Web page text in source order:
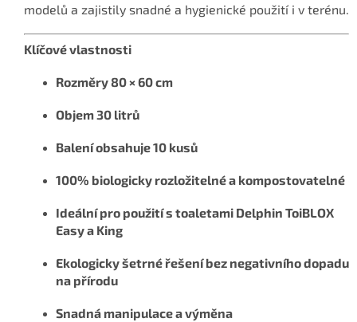
modelů a zajistily snadné a hygienické použití i v terénu.
Klíčové vlastnosti
Rozměry 80 × 60 cm
Objem 30 litrů
Balení obsahuje 10 kusů
100% biologicky rozložitelné a kompostovatelné
Ideální pro použití s toaletami Delphin ToiBLOX
Easy a King
Ekologicky šetrné řešení bez negativního dopadu
na přírodu
Snadná manipulace a výměna